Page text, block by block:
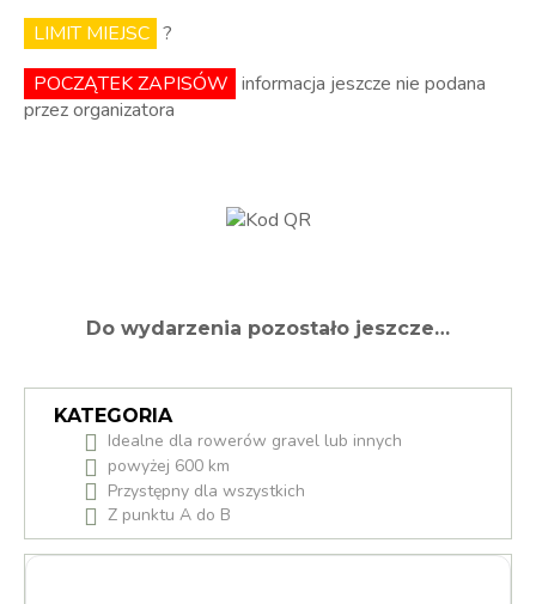
LIMIT MIEJSC ?
POCZĄTEK ZAPISÓW informacja jeszcze nie podana
przez organizatora
Do wydarzenia pozostało jeszcze…
KATEGORIA
Idealne dla rowerów gravel lub innych
powyżej 600 km
Przystępny dla wszystkich
Z punktu A do B